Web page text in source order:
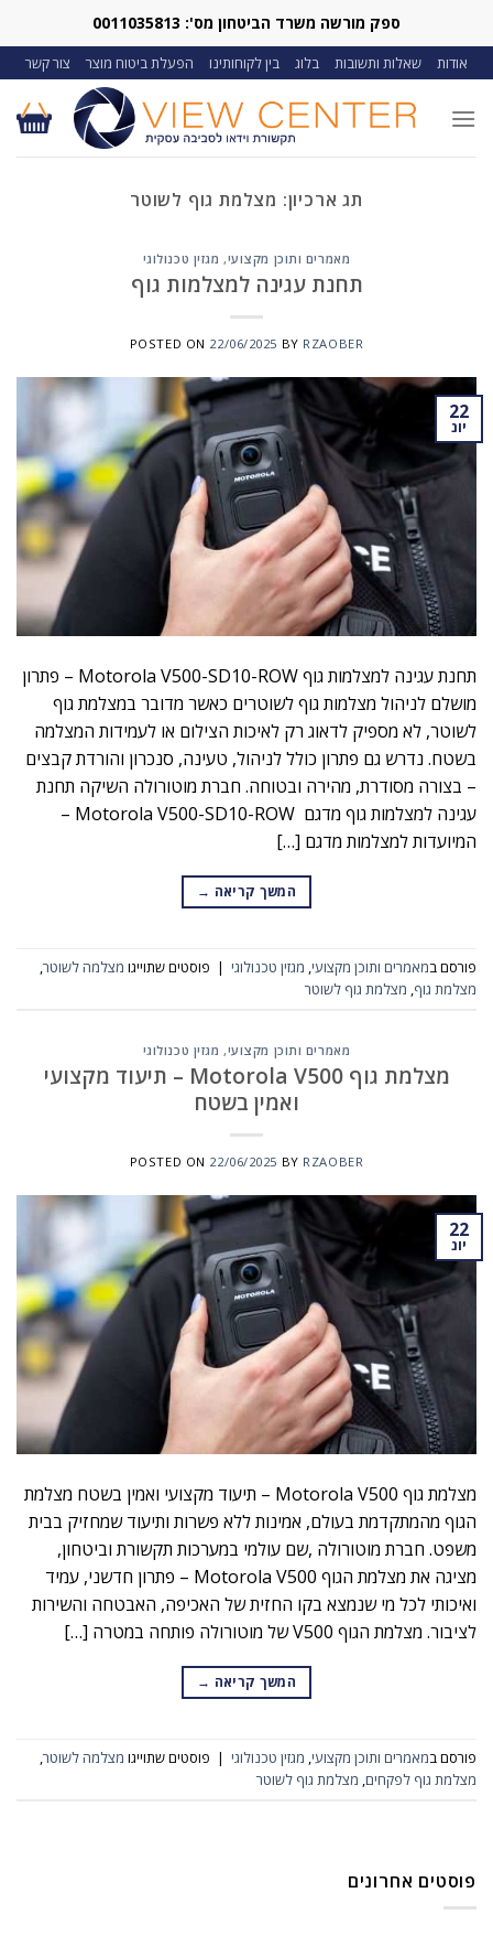
content
ספק מורשה משרד הביטחון מס': 0011035813
אודות שאלות ותשובות בלוג בין לקוחותינו הפעלת ביטוח מוצר צור קשר
תג ארכיון: מצלמת גוף לשוטר
מאמרים ותוכן מקצועי, מגזין טכנולוגי
תחנת עגינה למצלמות גוף
POSTED ON 22/06/2025 BY RZAOBER
22
יונ
תחנת עגינה למצלמות גוף Motorola V500-SD10-ROW – פתרון
מושלם לניהול מצלמות גוף לשוטרים כאשר מדובר במצלמת גוף
לשוטר, לא מספיק לדאוג רק לאיכות הצילום או לעמידות המצלמה
בשטח. נדרש גם פתרון כולל לניהול, טעינה, סנכרון והורדת קבצים
– בצורה מסודרת, מהירה ובטוחה. חברת מוטורולה השיקה תחנת
עגינה למצלמות גוף מדגם Motorola V500-SD10-ROW –
המיועדות למצלמות מדגם […]
המשך קריאה →
פורסם במאמרים ותוכן מקצועי, מגזין טכנולוגי | פוסטים שתוייגו מצלמה לשוטר,
מצלמת גוף, מצלמת גוף לשוטר
מאמרים ותוכן מקצועי, מגזין טכנולוגי
מצלמת גוף Motorola V500 – תיעוד מקצועי
ואמין בשטח
POSTED ON 22/06/2025 BY RZAOBER
22
יונ
מצלמת גוף Motorola V500 – תיעוד מקצועי ואמין בשטח מצלמת
הגוף מהמתקדמת בעולם, אמינות ללא פשרות ותיעוד שמחזיק בבית
משפט. חברת מוטורולה ,שם עולמי במערכות תקשורת וביטחון,
מציגה את מצלמת הגוף Motorola V500 – פתרון חדשני, עמיד
ואיכותי לכל מי שנמצא בקו החזית של האכיפה, האבטחה והשירות
לציבור. מצלמת הגוף V500 של מוטורולה פותחה במטרה […]
המשך קריאה →
פורסם במאמרים ותוכן מקצועי, מגזין טכנולוגי | פוסטים שתוייגו מצלמה לשוטר,
מצלמת גוף לפקחים, מצלמת גוף לשוטר
פוסטים אחרונים